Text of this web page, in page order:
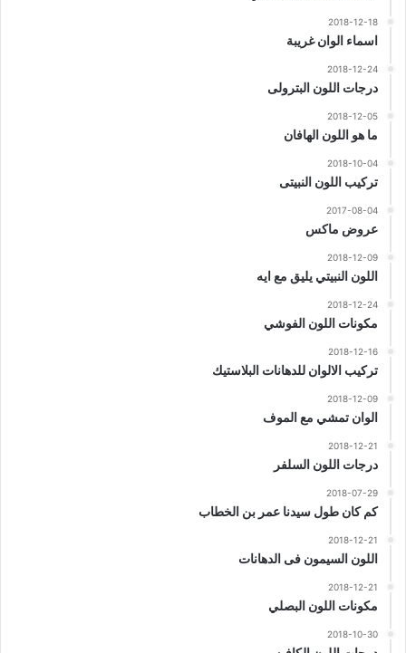
2018-12-18
اسماء الوان غريبة
2018-12-24
درجات اللون البترولى
2018-12-05
ما هو اللون الهافان
2018-10-04
تركيب اللون النبيتى
2017-08-04
عروض ماكس
2018-12-09
اللون النبيتي يليق مع ايه
2018-12-24
مكونات اللون الفوشي
2018-12-16
تركيب الالوان للدهانات البلاستيك
2018-12-09
الوان تمشي مع الموف
2018-12-21
درجات اللون السلفر
2018-07-29
كم كان طول سيدنا عمر بن الخطاب
2018-12-21
اللون السيمون فى الدهانات
2018-12-21
مكونات اللون البصلي
2018-10-30